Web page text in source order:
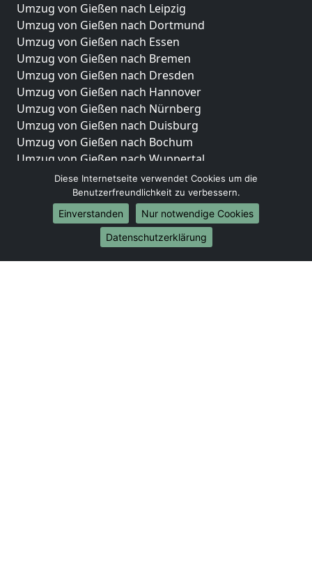
Umzug von Gießen nach Leipzig
Umzug von Gießen nach Dortmund
Umzug von Gießen nach Essen
Umzug von Gießen nach Bremen
Umzug von Gießen nach Dresden
Umzug von Gießen nach Hannover
Umzug von Gießen nach Nürnberg
Umzug von Gießen nach Duisburg
Umzug von Gießen nach Bochum
Umzug von Gießen nach Wuppertal
Umzug von Gießen nach Bielefeld
Umzug von Gießen nach Bonn
Umzug von Gießen nach Münster
Internationale-Umzüge
Umzug von Gießen nach Brasilien
Diese Internetseite verwendet Cookies um die
Benutzerfreundlichkeit zu verbessern.
Einverstanden
Nur notwendige Cookies
Datenschutzerklärung